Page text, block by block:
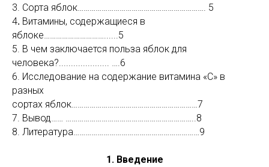
3. Сорта яблок………………………………………………………. 5
4. Витамины, содержащиеся в
яблоке…………………………......5
5. В чем заключается польза яблок для
человека?..................... ….6
6. Исследование на содержание витамина «С» в
разных
сортах яблок………………………………………………………7
7. Вывод…… ………………………………………………………..8
8. Литература………………………………………………………9
1. Введение